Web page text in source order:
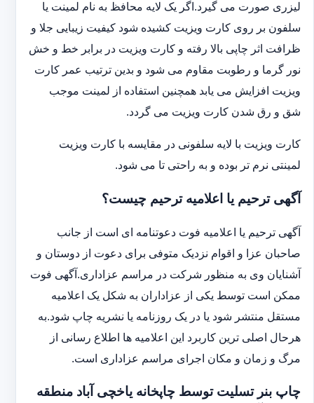
لیزری صورت می گیرد.اگر یک لایه محافظ به نام لمینت یا
سلفون بر روی کارت ویزیت کشیده شود کیفیت زیبایی جلا و
ظرافت اثر چاپی بالا رفته و کارت ویزیت در برابر خط و خش
نور گرما و رطوبت مقاوم می شود و بدین ترتیب عمر کارت
ویزیت افزایش می یابد همچنین استفاده از لمینت موجب
شق و رق شدن کارت ویزیت می گردد.
کارت ویزیت با لایه سلفونی در مقایسه با کارت ویزیت
لمینتی نرم تر بوده و به راحتی تا می شود.
آگهی ترحیم یا اعلامیه ترحیم چیست؟
آگهی ترحیم یا اعلامیه فوت دعوتنامه ای است از جانب
صاحبان عزا و اقوام نزدیک متوفی برای دعوت از دوستان و
آشنایان وی به منظور شرکت در مراسم عزاداری.آگهی فوت
ممکن است توسط یکی از عزاداران به شکل یک اعلامیه
مستقل منتشر شود یا در یک روزنامه یا نشریه چاپ شود.به
هرحال اصلی ترین کاربرد این اعلامیه ها اطلاع رسانی از
مرگ و زمان و مکان اجرای مراسم عزاداری است.
چاپ بنر تسلیت توسط چاپخانه یاخچی آباد منطقه